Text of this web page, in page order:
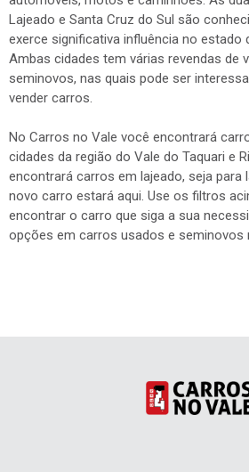
Lajeado e Santa Cruz do Sul são
exerce significativa influência no estado
Ambas cidades tem várias revendas de
seminovos, nas quais pode ser
vender carros.
No Carros no Vale você encontrará
cidades da região do Vale do Taquari e
encontrará carros em lajeado, seja para
novo carro estará aqui. Use os filtros
encontrar o carro que siga a sua
opções em carros usados e seminovos